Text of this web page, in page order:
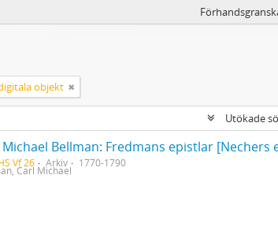
objekt
Utökade
Michael Bellman: Fredmans epistlar [Nechers
Vf 26 Arkiv 1770-1790
Carl Michael